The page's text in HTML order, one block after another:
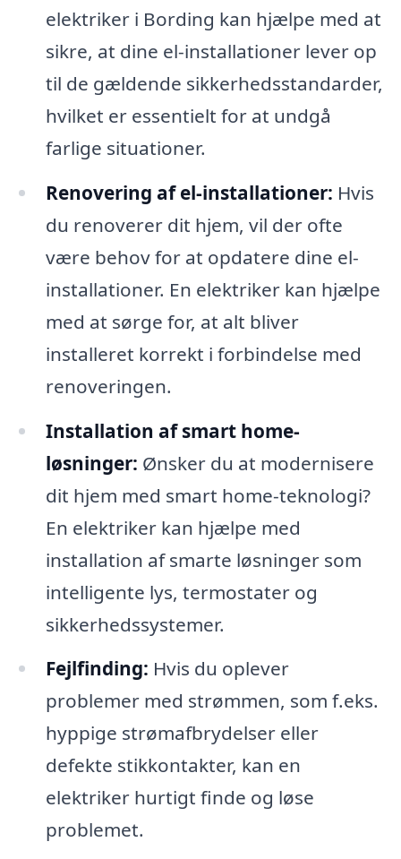
elektriker i Bording kan hjælpe med at
sikre, at dine el-installationer lever op
til de gældende sikkerhedsstandarder,
hvilket er essentielt for at undgå
farlige situationer.
Renovering af el-installationer: Hvis
du renoverer dit hjem, vil der ofte
være behov for at opdatere dine el-
installationer. En elektriker kan hjælpe
med at sørge for, at alt bliver
installeret korrekt i forbindelse med
renoveringen.
Installation af smart home-
løsninger: Ønsker du at modernisere
dit hjem med smart home-teknologi?
En elektriker kan hjælpe med
installation af smarte løsninger som
intelligente lys, termostater og
sikkerhedssystemer.
Fejlfinding: Hvis du oplever
problemer med strømmen, som f.eks.
hyppige strømafbrydelser eller
defekte stikkontakter, kan en
elektriker hurtigt finde og løse
problemet.